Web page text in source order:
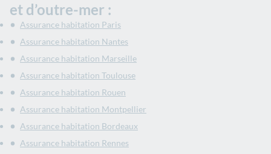
et d’outre-mer :
Assurance habitation Paris
Assurance habitation Nantes
Assurance habitation Marseille
Assurance habitation Toulouse
Assurance habitation Rouen
Assurance habitation Montpellier
Assurance habitation Bordeaux
Assurance habitation Rennes